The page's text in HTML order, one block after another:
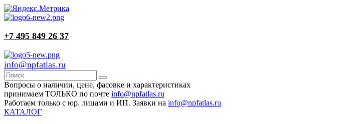
+7 495 849 26 37
info@npfatlas.ru
Вопросы о наличии, цене, фасовке и характеристиках
принимаем ТОЛЬКО по почте info@npfatlas.ru
Работаем только с юр. лицами и ИП. Заявки на info@npfatlas.ru
КАТАЛОГ